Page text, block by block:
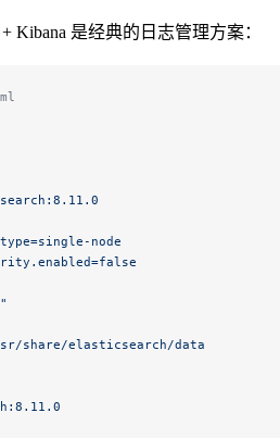
+ Kibana 是经典的日志管理方案：
node
share/elasticsearch/data